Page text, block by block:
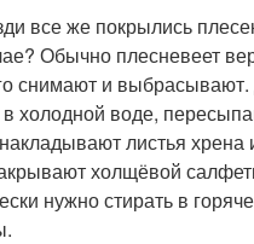
все же покрылись
Обычно плесневеет
снимают и выбрасывают.
холодной воде,
листья хрена
холщёвой
нужно стирать в